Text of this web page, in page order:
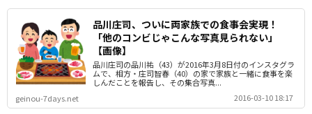
品川庄司、ついに両家族での食事会実現！
「他のコンビじゃこんな写真見られない」
【画像】
品川庄司の品川祐（43）が2016年3月8日付のインスタグラ
ムで、相方・庄司智春（40）の家で家族と一緒に食事を楽
しんだことを報告し、その集合写真...
geinou-7days.net
2016-03-10 18:17